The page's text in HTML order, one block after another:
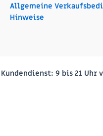
Allgemeine
Hinweise
Kundendienst: 9 bis 21 Uhr